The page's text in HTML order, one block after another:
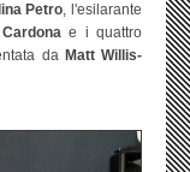
Petro, l'esilarante
e i quattro
da Matt Willis-